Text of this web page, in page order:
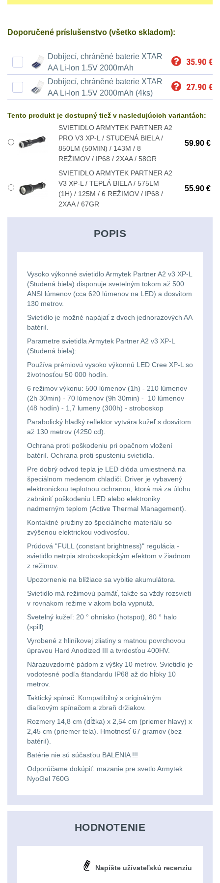
lm
Svítilny
AA/AAA/14500
Li-
Ion
baterie
Svítilny
18650
baterie
baterie
Svítilny
pro
baterie
Svítilny
pro
CR123A
nebo
16340
baterie
Čelové
svetlá
Taktické
svietidlá
Lucerny
kempingové
lampy
Potápačské
svetlá
Kapesní
svítilny
Policejní
Univerzalní
Přepravne
tašky
na
zbraně
Hydratační
vaky
a
batohům
střední
Monokuláry
Príslušenstvo
pre
optiku
Taktické svietidlá10
Lucerny a kempingové
lampy1
Potápačské svetlá2
Kapesní svítilny4
Policejní svítilny4
Vyhledávací svítilny 5
Lovecké svítilny 1
Nabíjacie baterky6
Laserové značkovače9
Držiaky a
príslušenstvo
186501
14500 / AA / AAA4
16340 a CR1231
Nabíjačky9
Náhradné diely7
BATOHY A TAŠKY
(1569)
Turistické a expediční38
Městské batohy41
Batohy217
10 - 20 L
20 - 30 L
Nad 30 L
Batohy přes rameno
15
Cestovní batohy a
tašky6
Dětské batohy
Doporučené príslušenstvo (všetko skladom):
Dobíjecí, chráněné baterie XTAR
AA Li-Ion 1.5V 2000mAh
35.90 €
Dobíjecí, chráněné baterie XTAR
AA Li-Ion 1.5V 2000mAh (4ks)
27.90 €
Tento produkt je dostupný tiež v nasledujúcich variantách:
SVIETIDLO ARMYTEK PARTNER A2
PRO V3 XP-L / STUDENÁ BIELA /
850LM (50MIN) / 143M / 8
REŽIMOV / IP68 / 2XAA / 58GR
59.90 €
SVIETIDLO ARMYTEK PARTNER A2
V3 XP-L / TEPLÁ BIELA / 575LM
(1H) / 125M / 6 REŽIMOV / IP68 /
2XAA / 67GR
55.90 €
POPIS
Vysoko výkonné svietidlo Armytek Partner A2 v3 XP-L
(Studená biela) disponuje svetelným tokom až 500
ANSI lúmenov (cca 620 lúmenov na LED) a dosvitom
130 metrov.
Svietidlo je možné napájať z dvoch jednorazových AA
batérií.
Parametre svietidla Armytek Partner A2 v3 XP-L
(Studená biela):
Používa prémiovú vysoko výkonnú LED Cree XP-L so
životnosťou 50 000 hodín.
6 režimov výkonu: 500 lúmenov (1h) - 210 lúmenov
(2h 30min) - 70 lúmenov (9h 30min) - 10 lúmenov
(48 hodín) - 1,7 lumeny (300h) - stroboskop
Parabolický hladký reflektor vytvára kužeľ s dosvitom
až 130 metrov (4250 cd).
Ochrana proti poškodeniu pri opačnom vložení
batérií. Ochrana proti spusteniu svietidla.
Pre dobrý odvod tepla je LED dióda umiestnená na
špeciálnom medenom chladiči. Driver je vybavený
elektronickou teplotnou ochranou, ktorá má za úlohu
zabrániť poškodeniu LED alebo elektroniky
nadmerným teplom (Active Thermal Management).
Kontaktné pružiny zo špeciálneho materiálu so
zvýšenou elektrickou vodivosťou.
Prúdová "FULL (constant brightness)" regulácia -
svietidlo netrpia stroboskopickým efektom v žiadnom
z režimov.
Upozornenie na blížiace sa vybitie akumulátora.
Svietidlo má režimovú pamäť, takže sa vždy rozsvieti
v rovnakom režime v akom bola vypnutá.
Svetelný kužeľ: 20 ° ohnisko (hotspot), 80 ° halo
(spill).
Vyrobené z hliníkovej zliatiny s matnou povrchovou
úpravou Hard Anodized III a tvrdosťou 400HV.
Nárazuvzdorné pádom z výšky 10 metrov. Svietidlo je
vodotesné podľa štandardu IP68 až do hĺbky 10
metrov.
Taktický spínač. Kompatibilný s originálným
diaľkovým spínačom a zbraň držiakov.
Rozmery 14,8 cm (dĺžka) x 2,54 cm (priemer hlavy) x
2,45 cm (priemer tela). Hmotnosť 67 gramov (bez
batérií).
Batérie nie sú súčasťou BALENIA !!!
Odporúčame dokúpiť: mazanie pre svetlo Armytek
NyoGel 760G
HODNOTENIE
Napíšte užívateľskú recenziu